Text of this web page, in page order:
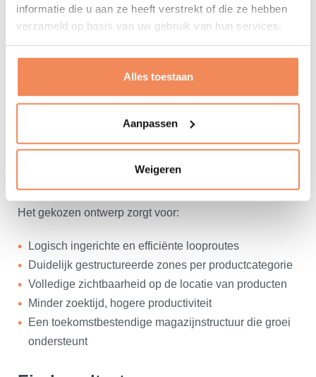
informatie die u aan ze heeft verstrekt of die ze hebben
verzameld op basis van uw gebruik van hun services.
Alles toestaan
Aanpassen
Weigeren
data geanalyseerd en is samen met de klant gekeken
naar de ruimtebehoefte per productgroep, inclusief
magazijn is vervolgens nauwkeurig opgemeten en op
indeling uitgewerkt.
Daaruit zijn twee conceptontwerpen ontwikkeld,
aansloot op de groeidoelstellingen van DuurzaamXL.
Het gekozen ontwerp zorgt voor:
Logisch ingerichte en efficiënte looproutes
Duidelijk gestructureerde zones per productcategorie
Volledige zichtbaarheid op de locatie van producten
Minder zoektijd, hogere productiviteit
Een toekomstbestendige magazijnstructuur die groei
ondersteunt